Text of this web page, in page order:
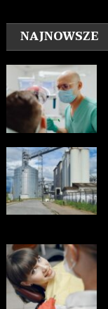
NAJNOWSZE